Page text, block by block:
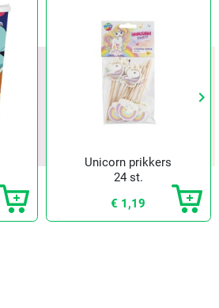
keyboard_arrow_right
Unicorn prikkers
24 st.
€ 1,19